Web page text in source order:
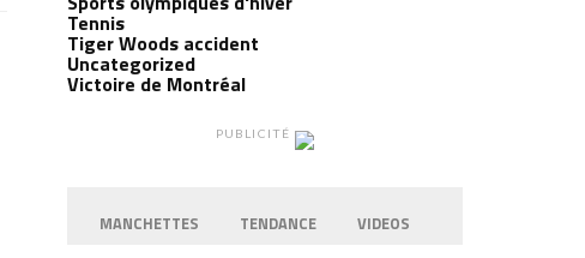
Tennis
Tiger Woods accident
Uncategorized
Victoire de Montréal
PUBLICITÉ
MANCHETTES TENDANCE VIDEOS